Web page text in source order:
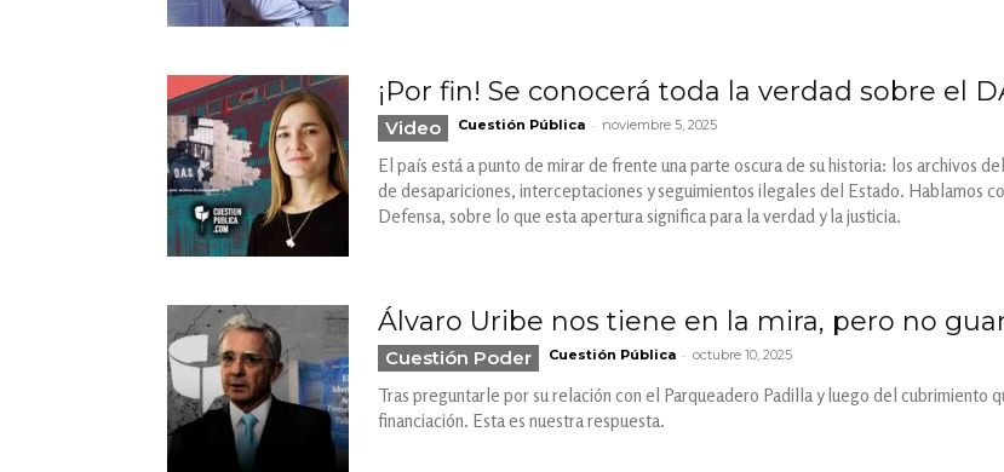
¡Por fin! Se conocerá toda la verdad sobre el
Video Cuestión Pública - noviembre 5, 2025
El país está a punto de mirar de frente una parte oscura de su historia: los archivos
de desapariciones, interceptaciones y seguimientos ilegales del Estado. Hablamos
Defensa, sobre lo que esta apertura significa para la verdad y la justicia.
Álvaro Uribe nos tiene en la mira, pero no
Cuestión Poder Cuestión Pública - octubre 10, 2025
Tras preguntarle por su relación con el Parqueadero Padilla y luego del cubrimiento
financiación. Esta es nuestra respuesta.